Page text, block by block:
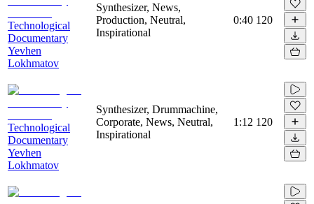
Technological
Documentary
Yevhen
Lokhmatov
Synthesizer, News,
Production, Neutral,
Inspirational
0:40 120
Technological
Documentary
Yevhen
Lokhmatov
Synthesizer, Drummachine,
Corporate, News, Neutral,
Inspirational
1:12 120